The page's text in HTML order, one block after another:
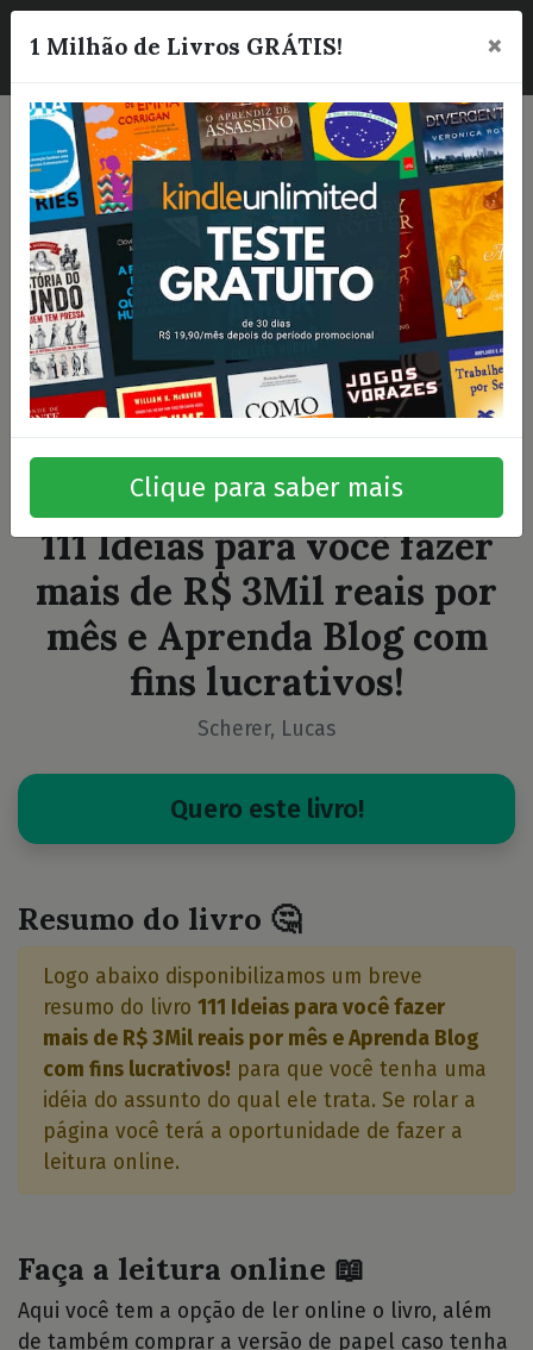
☰
111 Ideias para você fazer
mais de R$ 3Mil reais por
mês e Aprenda Blog com
fins lucrativos!
Scherer, Lucas
Quero este livro!
Resumo do livro 🤔
Logo abaixo disponibilizamos um breve
resumo do livro 111 Ideias para você fazer
mais de R$ 3Mil reais por mês e Aprenda Blog
com fins lucrativos! para que você tenha uma
idéia do assunto do qual ele trata. Se rolar a
página você terá a oportunidade de fazer a
leitura online.
Faça a leitura online 📖
Aqui você tem a opção de ler online o livro, além
de também comprar a versão de papel caso tenha
1 Milhão de Livros GRÁTIS! ×
Clique para saber mais